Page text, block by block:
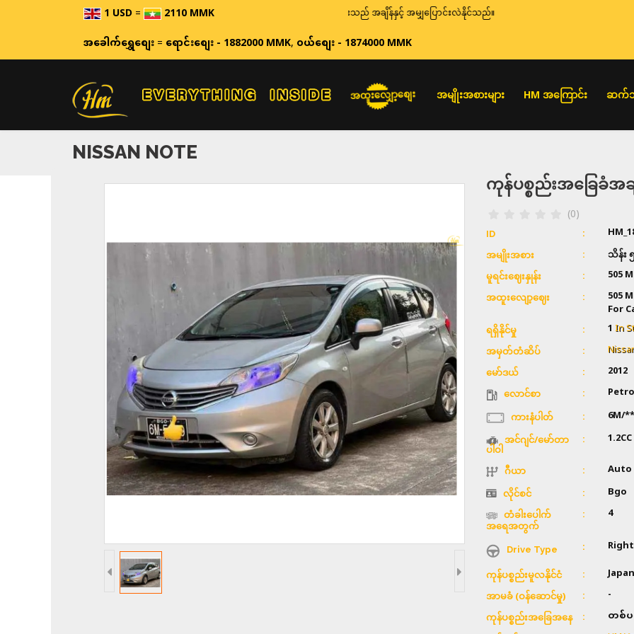
1 USD= 2110 MMK ဈေးနှုန်းများသည် အချိန်နှင့် အမျှပြောင်းလဲနိုင်သည်။
အခေါက်ရွှေစျေး=ရောင်းစျေး - 1882000 MMK,ဝယ်စျေး - 1874000 MMK
အထူးလျှော့စျေး အမျိုးအစားများ HM အကြောင်း ဆက်
NISSAN NOTE
ကုန်ပစ္စည်းအခြေခံ
(0)
ID
အမျိုးအစား
သိန်း
မူရင်းဈေးနှုန်း
505
အထူးလျော့ဈေး 505
For
ရရှိနိုင်မှု 1In
အမှတ်တံဆိပ်
မော်ဒယ် 2012
လောင်စာ
ကားနံပါတ် 6M/
အင်ဂျင်/မော်တာ
ပါဝါ
1.2CC
ဂီယာ Auto
လိုင်စင် Bgo
တံခါးပေါက်
အရေအတွက်
4
Drive Type Right
ကုန်ပစ္စည်းမူလနိုင်ငံ Japan
အာမခံ (ဝန်ဆောင်မှု) -
ကုန်ပစ္စည်းအခြေအနေ တစ်